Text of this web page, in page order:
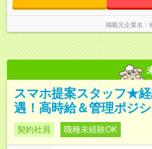
掲載元企業名
スマホ提案スタッフ★
遇！高時給＆管理ポジ
契約社員 職種未経験OK